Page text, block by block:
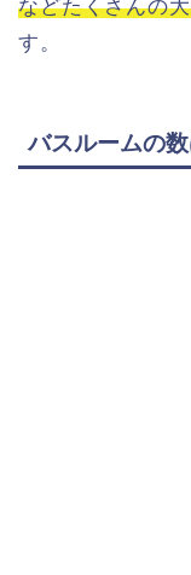
などたくさんの
す。
バスルームの